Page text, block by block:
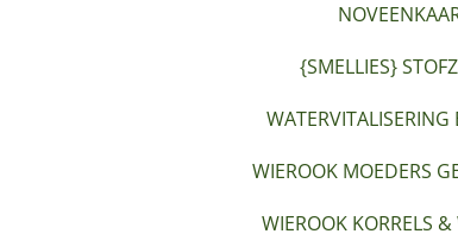
{SMELLIES}
WATERVITALISERING
WIEROOK MOEDERS
WIEROOK KORRELS